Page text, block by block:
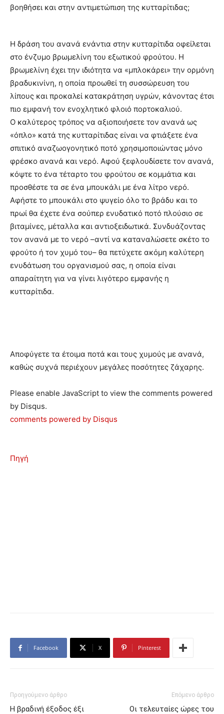
βοηθήσει και στην αντιμετώπιση της κυτταρίτιδας;
Η δράση του ανανά ενάντια στην κυτταρίτιδα οφείλεται
στο ένζυμο βρωμελίνη του εξωτικού φρούτου. Η
βρωμελίνη έχει την ιδιότητα να «μπλοκάρει» την ορμόνη
βραδυκινίνη, η οποία προωθεί τη συσσώρευση του
λίπους και προκαλεί κατακράτηση υγρών, κάνοντας έτσι
πιο εμφανή τον ενοχλητικό φλοιό πορτοκαλιού.
Ο καλύτερος τρόπος να αξιοποιήσετε τον ανανά ως
«όπλο» κατά της κυτταρίτιδας είναι να φτιάξετε ένα
σπιτικό αναζωογονητικό ποτό χρησιμοποιώντας μόνο
φρέσκο ανανά και νερό. Αφού ξεφλουδίσετε τον ανανά,
κόψτε το ένα τέταρτο του φρούτου σε κομμάτια και
προσθέστε τα σε ένα μπουκάλι με ένα λίτρο νερό.
Αφήστε το μπουκάλι στο ψυγείο όλο το βράδυ και το
πρωί θα έχετε ένα σούπερ ενυδατικό ποτό πλούσιο σε
βιταμίνες, μέταλλα και αντιοξειδωτικά. Συνδυάζοντας
τον ανανά με το νερό –αντί να καταναλώσετε σκέτο το
φρούτο ή τον χυμό του– θα πετύχετε ακόμη καλύτερη
ενυδάτωση του οργανισμού σας, η οποία είναι
απαραίτητη για να γίνει λιγότερο εμφανής η
κυτταρίτιδα.
Αποφύγετε τα έτοιμα ποτά και τους χυμούς με ανανά,
καθώς συχνά περιέχουν μεγάλες ποσότητες ζάχαρης.
Please enable JavaScript to view the comments powered
by Disqus.
comments powered by Disqus
Πηγή
Facebook X Pinterest
Προηγούμενο άρθρο
Η βραδινή έξοδος έξι
Επόμενο άρθρο
Οι τελευταίες ώρες του